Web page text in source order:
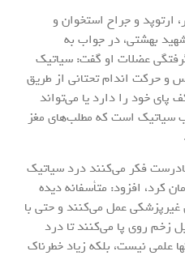
ارتوپد و جراح استخوان و
بهشتی، در جواب به
عضلات او گفت: سیاتیک
حرکت اندام تحتانی از طریق
خود را دارد یا می‌تواند
سیاتیک است که مطلب‌های مغز
فکر می‌کنند درد سیاتیک
کرد، افزود: متأسفانه دیده
غیرپزشکی عمل می‌کنند و حتی با
زخم روی پا می‌کنند تا درد
علمی نیست، بلکه زیاد خطرناک